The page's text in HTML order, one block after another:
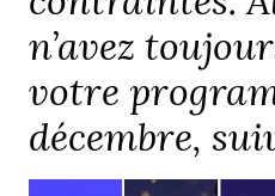
n’avez
votre
décembre,